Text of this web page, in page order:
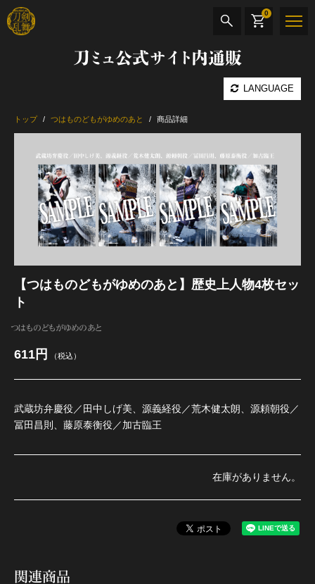
刀ミュ公式サイト内通販
LANGUAGE
0
最新カテゴリー
加州清光 単騎出陣 極
江 おん すていじ かうんとだうんぱーてぃー
トップ つはものどもがゆめのあと 商品詳細
【つはものどもがゆめのあと】歴史上人物4枚セッ
ト
つはものどもがゆめのあと
611円 （税込）
武蔵坊弁慶役／田中しげ美、源義経役／荒木健太朗、源頼朝役／
冨田昌則、藤原泰衡役／加古臨王
在庫がありません。
関連商品